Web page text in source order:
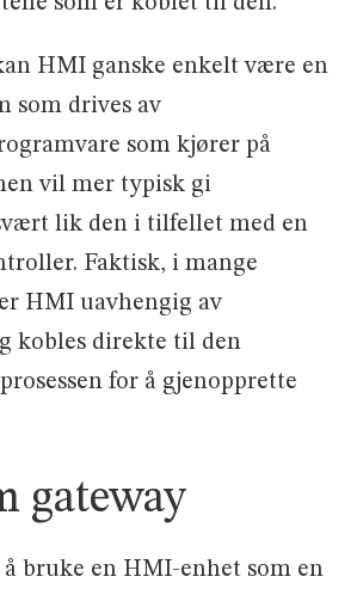
HMI ganske enkelt være en
som drives av
som kjører på
vil mer typisk gi
lik den i tilfellet med en
Faktisk, i mange
HMI uavhengig av
kobles direkte til den
for å gjenopprette
gateway
bruke en HMI-enhet som en